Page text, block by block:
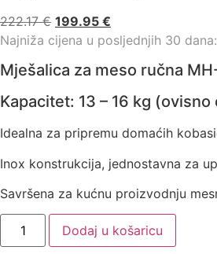
222.17€ 199.95 €
Najniža cijena u posljednjih 30 dana:
Mješalica za meso ručna
Kapacitet: 13 – 16 kg
Idealna za pripremu domaćih
Inox konstrukcija, jednostavna za
Savršena za kućnu proizvodnju
Mješalica
meso
Dodaj u košaricu